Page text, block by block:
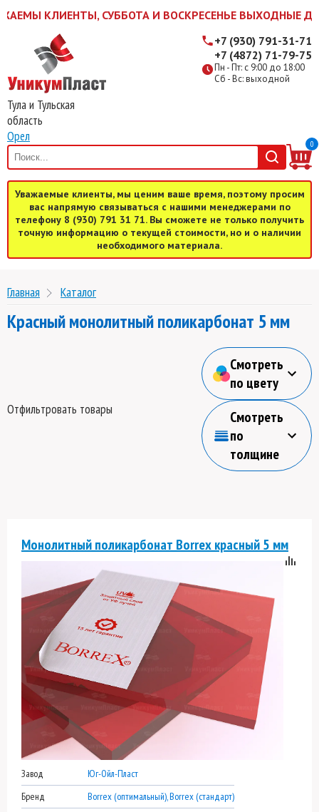
КЛИЕНТЫ, СУББОТА И ВОСКРЕСЕНЬЕ ВЫХОДНЫЕ
Тула и Тульская
область
Орел
Пн - Пт: с 9:00 до 18:00
Сб - Вс: выходной
+7 (930) 791-31-71
+7 (4872) 71-79-75
0
Уважаемые клиенты, мы ценим ваше время, поэтому просим
вас напрямую связываться с нашими менеджерами по
телефону 8 (930) 791 31 71. Вы сможете не только получить
точную информацию о текущей стоимости, но и о наличии
необходимого материала.
Главная Каталог
Красный монолитный поликарбонат 5 мм
Отфильтровать товары
Смотреть
по цвету
Смотреть
по
толщине
Монолитный поликарбонат Borrex красный 5 мм
Завод
Юг-Ойл-Пласт
Бренд
Borrex (оптимальный), Borrex (стандарт)